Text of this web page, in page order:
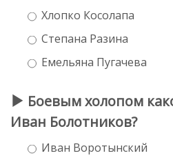
Хлопко Косолапа
Степана Разина
Емельяна Пугачева
Боевым холопом
Иван Болотников?
Иван Воротынский